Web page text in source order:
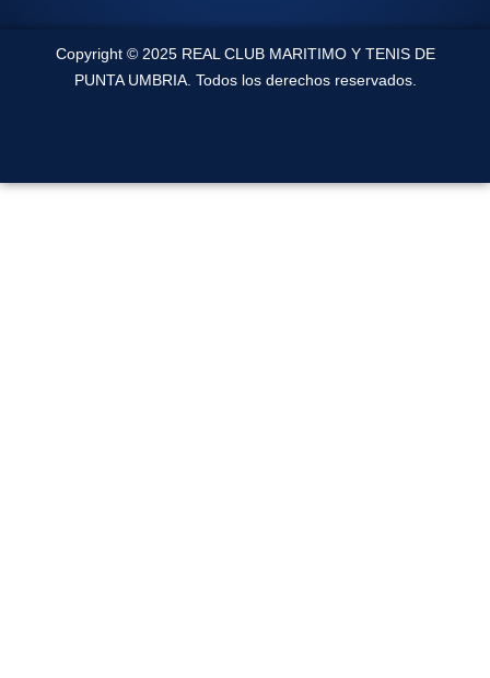
Copyright © 2025 REAL CLUB MARITIMO Y TENIS DE
PUNTA UMBRIA. Todos los derechos reservados.